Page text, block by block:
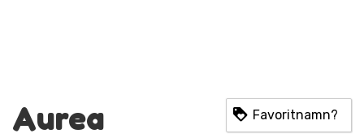
Aurea Favoritnamn?